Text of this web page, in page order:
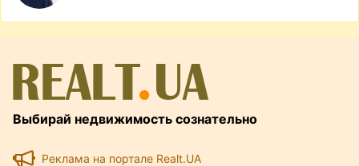
Выбирай недвижимость сознательно
Реклама на портале Realt.UA